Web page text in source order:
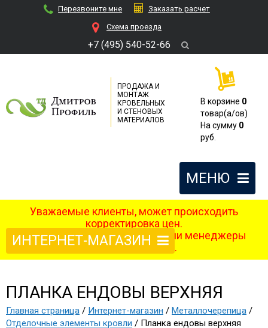
Перезвоните мне
Заказать расчет
Cхема проезда
+7 (495) 540-52-66
ПРОДАЖА И
МОНТАЖ
КРОВЕЛЬНЫХ
И СТЕНОВЫХ
МАТЕРИАЛОВ
В корзине 0
товар(a/ов)
На сумму 0
руб.
МЕНЮ
Уважаемые клиенты, может происходить
корректировка цен.
После оформления заказа наши менеджеры
свяжутся с вами.
ИНТЕРНЕТ-МАГАЗИН
ПЛАНКА ЕНДОВЫ ВЕРХНЯЯ
Главная страница / Интернет-магазин / Металлочерепица /
Отделочные элементы кровли / Планка ендовы верхняя